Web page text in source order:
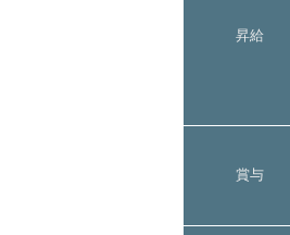
昇給
賞与